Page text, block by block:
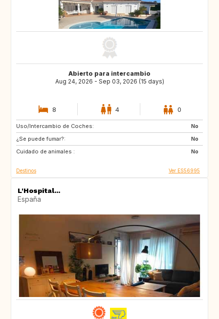
Abierto para intercambio
Aug 24, 2026 - Sep 03, 2026 (15 days)
8 4 0
Uso/Intercambio de Coches:
No
¿Se puede fumar?:
No
Cuidado de animales :
No
GR
SI
NO
Destinos Ver ES56995
L'Hospital...
España